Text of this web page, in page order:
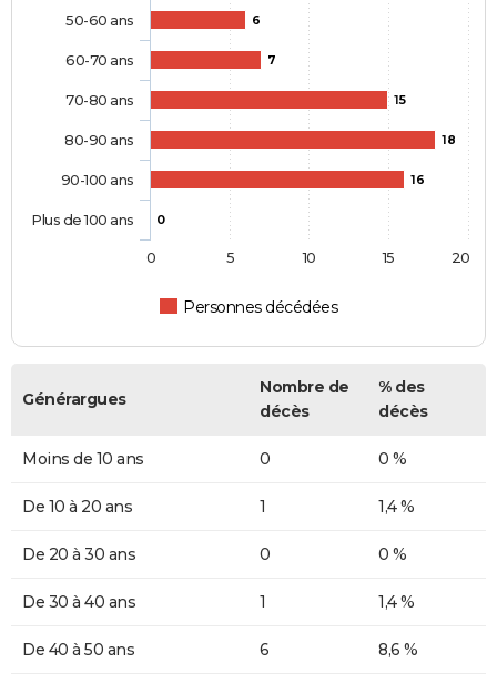
6
7
15
18
16
0
Personnes décédées
50-60 ans
60-70 ans
70-80 ans
80-90 ans
90-100 ans
Plus de 100 ans
0 5 10 15 20
Générargues
Nombre de
décès
% des
décès
Moins de 10 ans 0 0 %
De 10 à 20 ans 1 1,4 %
De 20 à 30 ans 0 0 %
De 30 à 40 ans 1 1,4 %
De 40 à 50 ans 6 8,6 %